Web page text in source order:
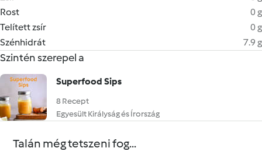
Rost
0 g
Telített zsír
0 g
Szénhidrát
7.9 g
Szintén szerepel a
Superfood Sips
8 Recept
Egyesült Királyság és Írország
Talán még tetszeni fog...